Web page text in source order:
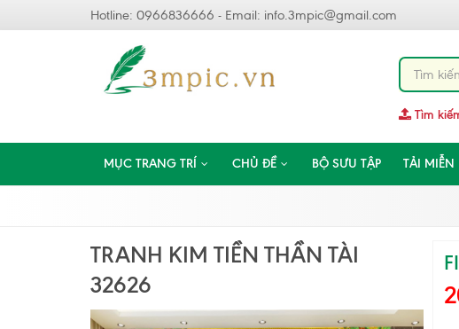
Hotline: 0966836666 - Email: info.3mpic@gmail.com
Tìm
MỤC TRANG TRÍ CHỦ ĐỀ BỘ SƯU TẬP TẢI MIỄN
TRANH KIM TIỀN THẦN TÀI
32626